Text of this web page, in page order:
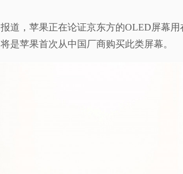
道，苹果正在论证京东方的OLED屏幕
是苹果首次从中国厂商购买此类屏幕。